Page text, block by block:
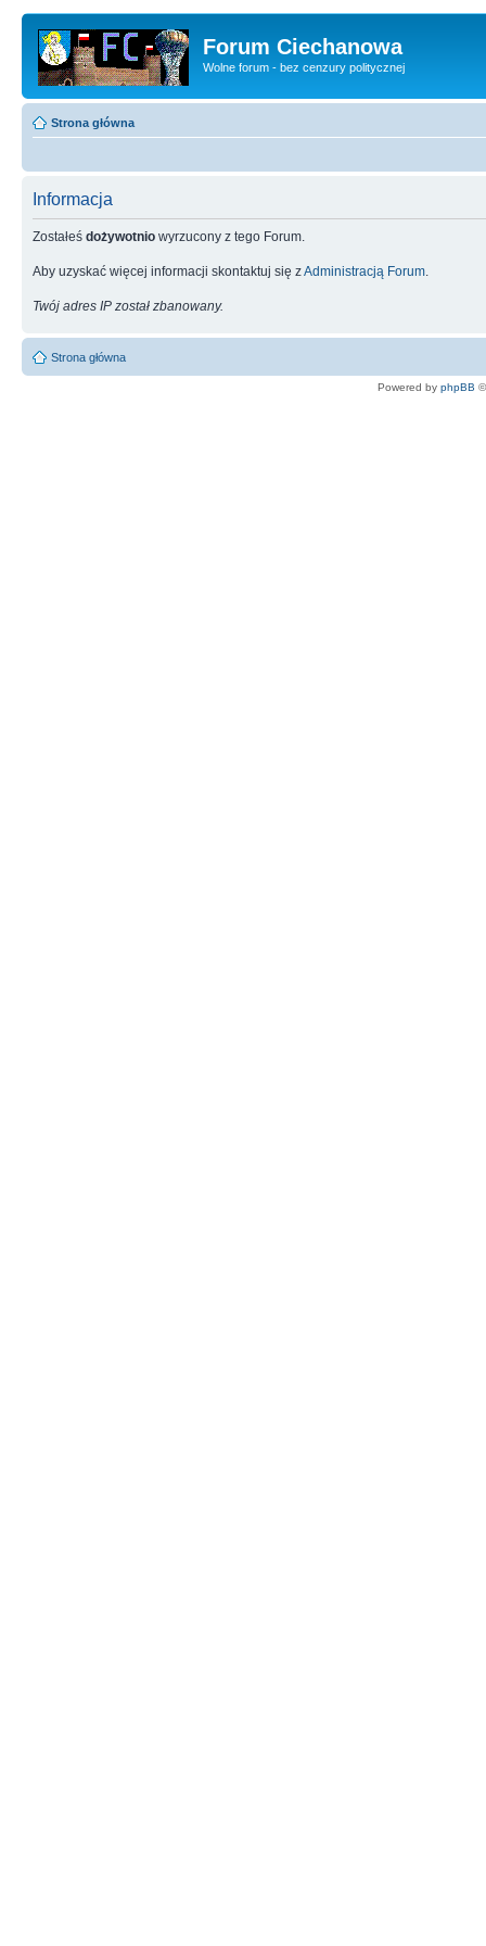
Forum Ciechanowa
Wolne forum - bez cenzury politycznej
Strona główna
Informacja
Zostałeś dożywotnio wyrzucony z tego Forum.
Aby uzyskać więcej informacji skontaktuj się zAdministracją Forum
Twój adres IP został zbanowany.
Strona główna
Powered by phpBB